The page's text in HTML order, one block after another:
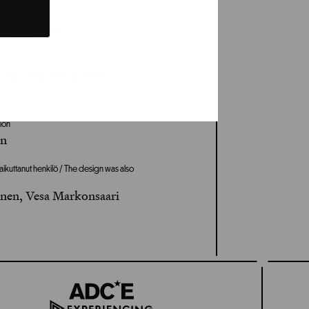
henkilö / The design was also
Vesa Markonsaari